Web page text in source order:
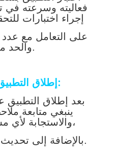
فعاليته وسرعته في
إجراء اختبارات
على التعامل مع
والحد من التهنيج.
إطلاق التطبيق ومراقبة الأداء:
بعد إطلاق التطبيق
ينبغي متابعة
والاستجابة لأي مشكلات قد تواجههم،
بالإضافة إلى تحديث التطبيق بشكل دوري.